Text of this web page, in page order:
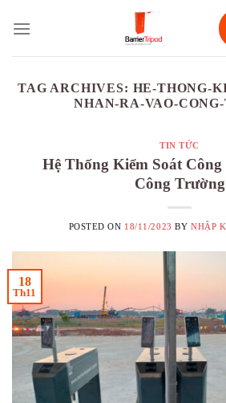
TAG ARCHIVES: HE-THONG-
NHAN-RA-VAO-
TIN TỨC
Hệ Thống Kiểm Soát
Công Trường
POSTED ON 18/11/2023 BY NHẬP
18
Th11